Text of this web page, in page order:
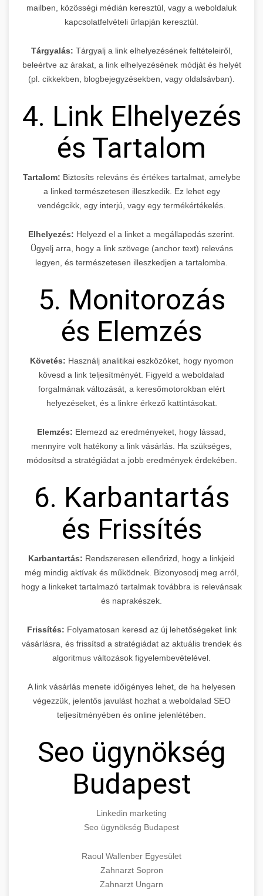
mailben, közösségi médián keresztül, vagy a weboldaluk
kapcsolatfelvételi űrlapján keresztül.
Tárgyalás: Tárgyalj a link elhelyezésének feltételeiről,
beleértve az árakat, a link elhelyezésének módját és helyét
(pl. cikkekben, blogbejegyzésekben, vagy oldalsávban).
4. Link Elhelyezés
és Tartalom
Tartalom: Biztosíts releváns és értékes tartalmat, amelybe
a linked természetesen illeszkedik. Ez lehet egy
vendégcikk, egy interjú, vagy egy termékértékelés.
Elhelyezés: Helyezd el a linket a megállapodás szerint.
Ügyelj arra, hogy a link szövege (anchor text) releváns
legyen, és természetesen illeszkedjen a tartalomba.
5. Monitorozás
és Elemzés
Követés: Használj analitikai eszközöket, hogy nyomon
kövesd a link teljesítményét. Figyeld a weboldalad
forgalmának változását, a keresőmotorokban elért
helyezéseket, és a linkre érkező kattintásokat.
Elemzés: Elemezd az eredményeket, hogy lássad,
mennyire volt hatékony a link vásárlás. Ha szükséges,
módosítsd a stratégiádat a jobb eredmények érdekében.
6. Karbantartás
és Frissítés
Karbantartás: Rendszeresen ellenőrizd, hogy a linkjeid
még mindig aktívak és működnek. Bizonyosodj meg arról,
hogy a linkeket tartalmazó tartalmak továbbra is relevánsak
és naprakészek.
Frissítés: Folyamatosan keresd az új lehetőségeket link
vásárlásra, és frissítsd a stratégiádat az aktuális trendek és
algoritmus változások figyelembevételével.
A link vásárlás menete időigényes lehet, de ha helyesen
végezzük, jelentős javulást hozhat a weboldalad SEO
teljesítményében és online jelenlétében.
Seo ügynökség
Budapest
Linkedin marketing
Seo ügynökség Budapest
Raoul Wallenber Egyesület
Zahnarzt Sopron
Zahnarzt Ungarn